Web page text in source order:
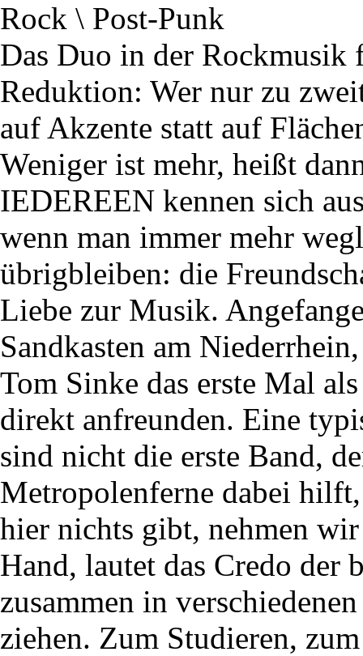
Rock \ Post-Punk
Das Duo in der
Reduktion: Wer nur zu
auf Akzente statt auf
Weniger ist mehr, heißt
IEDEREEN kennen sich
wenn man immer mehr
übrigbleiben: die
Liebe zur Musik.
Sandkasten am
Tom Sinke das erste Mal
direkt anfreunden. Eine
sind nicht die erste Band,
Metropolenferne dabei
hier nichts gibt, nehmen
Hand, lautet das Credo der
zusammen in
ziehen. Zum Studieren,